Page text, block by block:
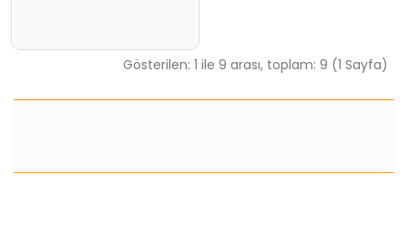
Gösterilen: 1 ile 9 arası, toplam: 9 (1 Sayfa)